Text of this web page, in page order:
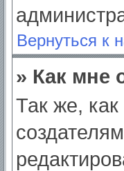
Вернуться к
» Как мне
Так же,